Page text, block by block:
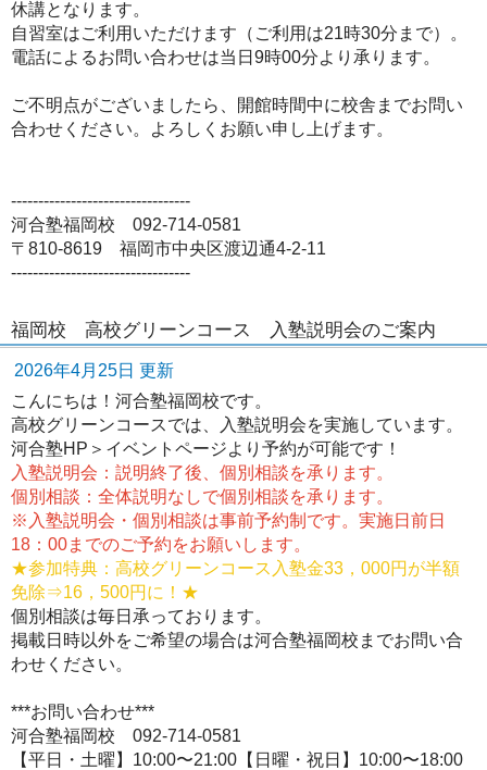
休講となります。
自習室はご利用いただけます（ご利用は21時30分まで）。
電話によるお問い合わせは当日9時00分より承ります。
ご不明点がございましたら、開館時間中に校舎までお問い
合わせください。よろしくお願い申し上げます。
---------------------------------
河合塾福岡校 092-714-0581
〒810-8619 福岡市中央区渡辺通4-2-11
---------------------------------
福岡校 高校グリーンコース 入塾説明会のご案内
2026年4月25日 更新
こんにちは！河合塾福岡校です。
高校グリーンコースでは、
入塾説明会を実施しています。
河合塾HP＞イベントページより予約が可能です！
入塾説明会：説明終了後、個別相談を承ります。
個別相談：全体説明なしで個別相談を承ります。
※入塾説明会・個別相談は事前予約制です。実施日前日
18：00までのご予約をお願いします。
★参加特典：高校グリーンコース入塾金33，000円が半額
免除⇒16，500円に！★
個別相談は毎日承っております。
掲載日時以外をご希望の場合は河合塾福岡校までお問い合
わせください。
***お問い合わせ***
河合塾福岡校 092-714-0581
【平日・土曜】10:00〜21:00【日曜・祝日】10:00〜18:00